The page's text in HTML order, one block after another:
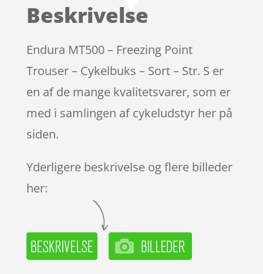
kundebedøm
Beskrivelse
Endura MT500 – Freezing Point
Trouser – Cykelbuks – Sort – Str. S er
en af de mange kvalitetsvarer, som er
med i samlingen af cykeludstyr her på
siden.
Yderligere beskrivelse og flere billeder
her: